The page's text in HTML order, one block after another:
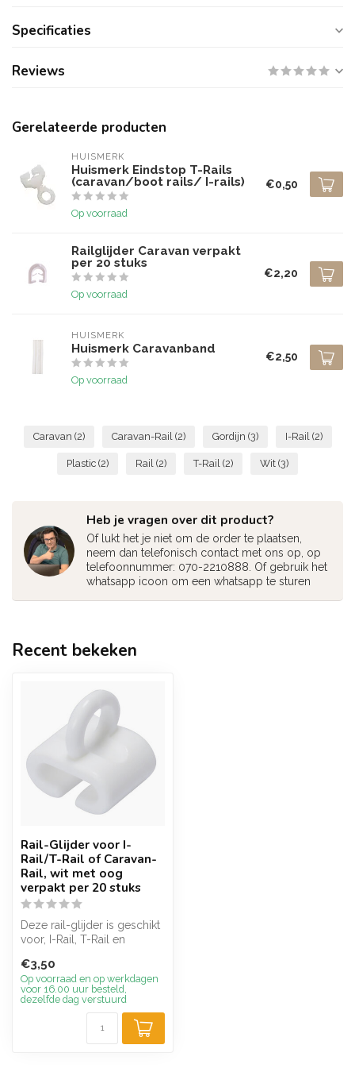
Specificaties
Reviews
Gerelateerde producten
HUISMERK
Huismerk Eindstop T-Rails
(caravan/boot rails/ I-rails)
Op voorraad
€0,50
Railglijder Caravan verpakt
per 20 stuks
Op voorraad
€2,20
HUISMERK
Huismerk Caravanband
Op voorraad
€2,50
Caravan (2) Caravan-Rail (2) Gordijn (3) I-Rail (2)
Plastic (2) Rail (2) T-Rail (2) Wit (3)
Heb je vragen over dit product?
Of lukt het je niet om de order te plaatsen,
neem dan telefonisch contact met ons op, op
telefoonnummer: 070-2210888. Of gebruik het
whatsapp icoon om een whatsapp te sturen
Recent bekeken
Rail-Glijder voor I-
Rail/T-Rail of Caravan-
Rail, wit met oog
verpakt per 20 stuks
Deze rail-glijder is geschikt
voor, I-Rail, T-Rail en
€3,50
Op voorraad en op werkdagen
voor 16.00 uur besteld,
dezelfde dag verstuurd